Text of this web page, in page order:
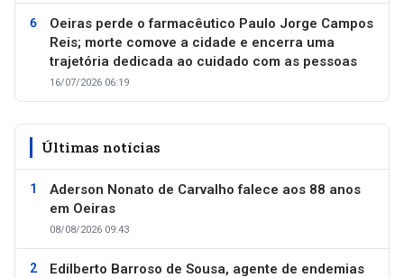
Oeiras perde o farmacêutico Paulo Jorge Campos
Reis; morte comove a cidade e encerra uma
trajetória dedicada ao cuidado com as pessoas
16/07/2026 06:19
Últimas notícias
Aderson Nonato de Carvalho falece aos 88 anos
em Oeiras
08/08/2026 09:43
Edilberto Barroso de Sousa, agente de endemias